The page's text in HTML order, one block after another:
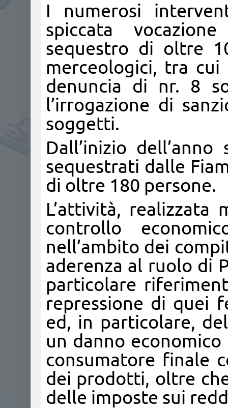
I numerosi
spiccata
sequestro di oltre
merceologici, tra
denuncia di nr. 8
l’irrogazione di
soggetti.
Dall’inizio
sequestrati dalle
di oltre 180 persone.
L’attività, realizzata
controllo
nell’ambito dei
aderenza al ruolo di
particolare
repressione di quei
ed, in particolare,
un danno
consumatore finale
dei prodotti, oltre
delle imposte sui